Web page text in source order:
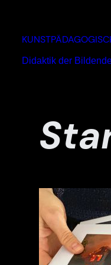
springen
Didaktik der